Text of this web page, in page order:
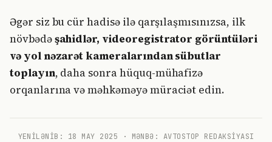
Əgər siz bu cür hadisə ilə qarşılaşmısınızsa, ilk
növbədəşahidlər, videoregistrator görüntüləri
və yol nəzarət kameralarından sübutlar
toplayın, daha sonra hüquq-mühafizə
orqanlarına və məhkəməyə müraciət edin.
YENILƏNIB: 18 MAY 2025 · MƏNBƏ: AVTOSTOP REDAKSIYASI